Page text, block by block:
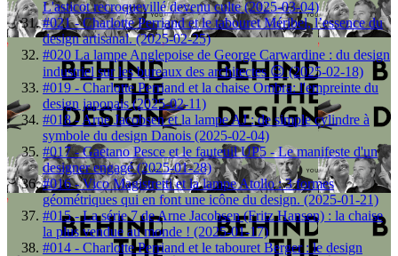
L'asticot recroquevillé devenu culte (2025-03-04)
#021 - Charlotte Perriand et le tabouret Méribel, l’essence du
design artisanal. (2025-02-25)
#020 La lampe Anglepoise de George Carwardine : du design
industriel sur les bureaux des architectes 😉 (2025-02-18)
#019 - Charlotte Perriand et la chaise Ombra: l'empreinte du
design japonais (2025-02-11)
#018 - Arne Jacobsen et la lampe AJ : de simple cylindre à
symbole du design Danois (2025-02-04)
#017 - Gaetano Pesce et le fauteuil UP5 - Le manifeste d'un
designer engagé (2025-01-28)
#016 - Vico Magistretti et la lampe Atollo : 3 formes
géométriques qui en font une icône du design. (2025-01-21)
#015 - La série 7 de Arne Jacobsen (Fritz Hansen) : la chaise
la plus vendue au monde ! (2025-01-17)
#014 - Charlotte Perriand et le tabouret Berger : le design